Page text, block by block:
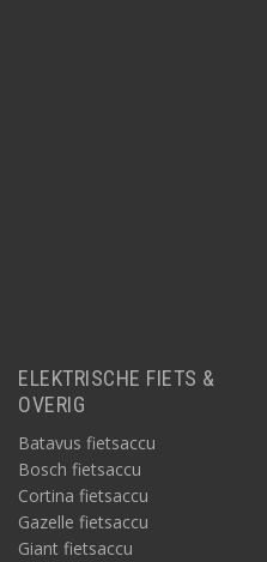
ELEKTRISCHE FIETS &
OVERIG
Batavus fietsaccu
Bosch fietsaccu
Cortina fietsaccu
Gazelle fietsaccu
Giant fietsaccu